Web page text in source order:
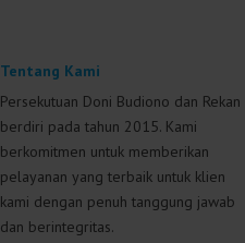
Tentang Kami
Persekutuan Doni Budiono dan Rekan
berdiri pada tahun 2015. Kami
berkomitmen untuk memberikan
pelayanan yang terbaik untuk klien
kami dengan penuh tanggung jawab
dan berintegritas.